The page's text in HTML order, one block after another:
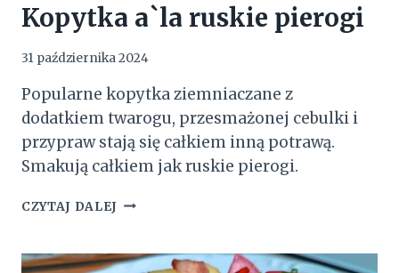
Kopytka a`la ruskie pierogi
31 października 2024
Popularne kopytka ziemniaczane z
dodatkiem twarogu, przesmażonej cebulki i
przypraw stają się całkiem inną potrawą.
Smakują całkiem jak ruskie pierogi.
CZYTAJ DALEJ KOPYTKA
PIEROGI